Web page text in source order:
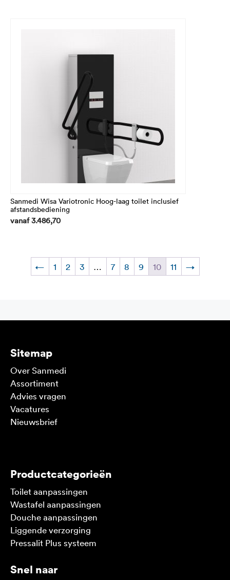
Sanmedi Wisa Variotronic Hoog-laag toilet inclusief
afstandsbediening
vanaf3.486,70
← 1 2 3 … 7 8 9 10 11 →
Sitemap
Over Sanmedi
Assortiment
Advies vragen
Vacatures
Nieuwsbrief
Productcategorieën
Toilet aanpassingen
Wastafel aanpassingen
Douche aanpassingen
Liggende verzorging
Pressalit Plus systeem
Snel naar